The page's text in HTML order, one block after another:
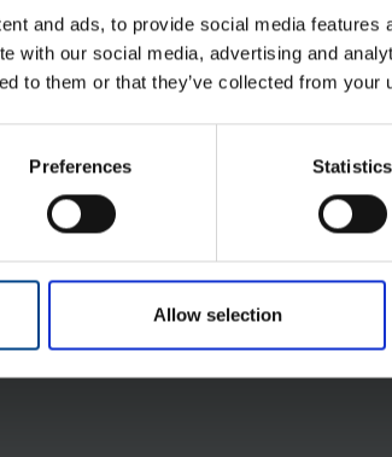
and ads, to provide social media features
with our social media, advertising and
to them or that they’ve collected from your
Preferences Statistics
Allow selection
langalliseen internetyhteyteen, ja se tukee
myös 500-sarjan tapaan suuri.